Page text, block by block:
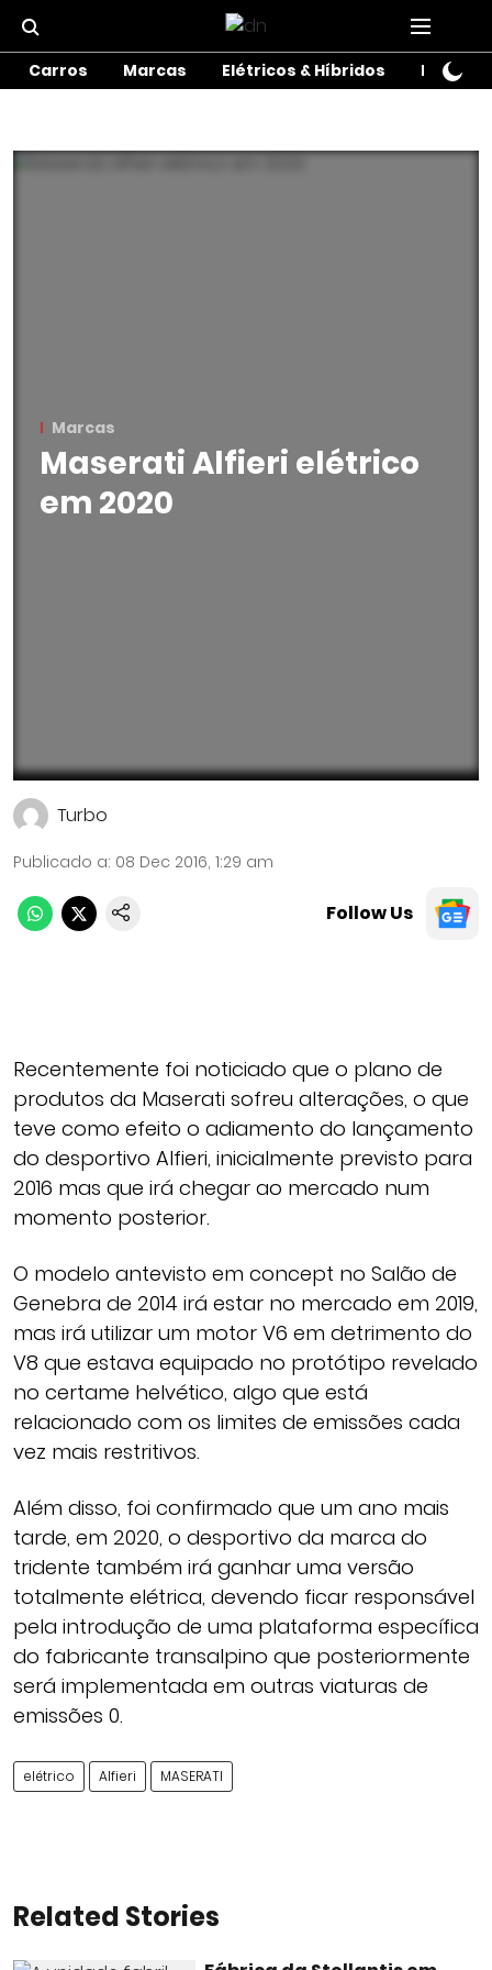
Carros Marcas Elétricos & Híbridos Motos
Marcas
Maserati Alfieri elétrico
em 2020
Turbo
Publicado a: 08 Dec 2016, 1:29 am
Follow Us
Recentemente foi noticiado que o plano de
produtos da Maserati sofreu alterações, o que
teve como efeito o adiamento do lançamento
do desportivo Alfieri, inicialmente previsto para
2016 mas que irá chegar ao mercado num
momento posterior.
O modelo antevisto em concept no Salão de
Genebra de 2014 irá estar no mercado em 2019,
mas irá utilizar um motor V6 em detrimento do
V8 que estava equipado no protótipo revelado
no certame helvético, algo que está
relacionado com os limites de emissões cada
vez mais restritivos.
Além disso, foi confirmado que um ano mais
tarde, em 2020, o desportivo da marca do
tridente também irá ganhar uma versão
totalmente elétrica, devendo ficar responsável
pela introdução de uma plataforma específica
do fabricante transalpino que posteriormente
será implementada em outras viaturas de
emissões 0.
elétrico Alfieri MASERATI
Related Stories